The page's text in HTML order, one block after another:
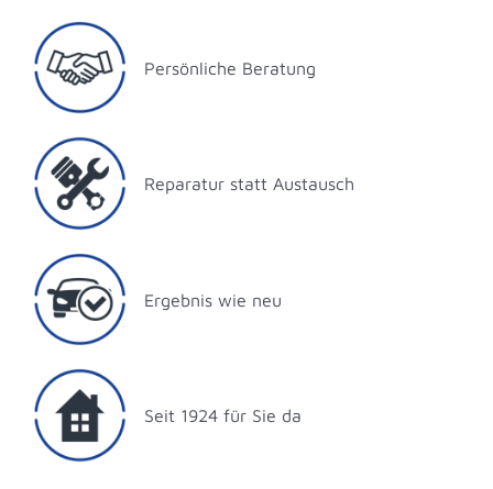
Persönliche Beratung
Reparatur statt Austausch
Ergebnis wie neu
Seit 1924 für Sie da